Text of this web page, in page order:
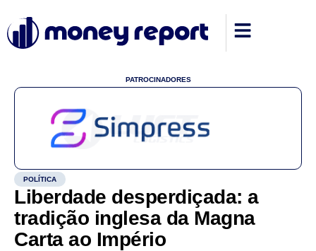
PATROCINADORES
POLÍTICA
Liberdade desperdiçada: a
tradição inglesa da Magna
Carta ao Império